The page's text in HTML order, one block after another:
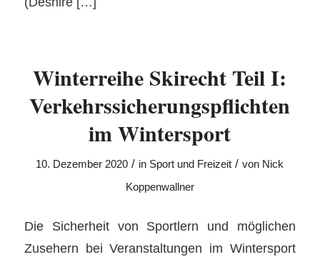
Winterreihe Skirecht Teil I:
Verkehrssicherungspflichten
im Wintersport
10. Dezember 2020 / in Sport und Freizeit / von Nick
Koppenwallner
Die Sicherheit von Sportlern und möglichen
Zusehern bei Veranstaltungen im Wintersport